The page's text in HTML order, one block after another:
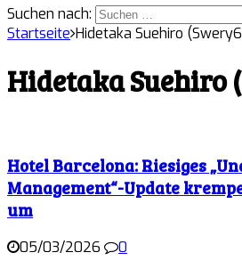
Suchen nach:
Startseite Hidetaka Suehiro
Hidetaka Suehiro
Hotel Barcelona: Riesiges
Management“-Update
um
05/03/2026 0